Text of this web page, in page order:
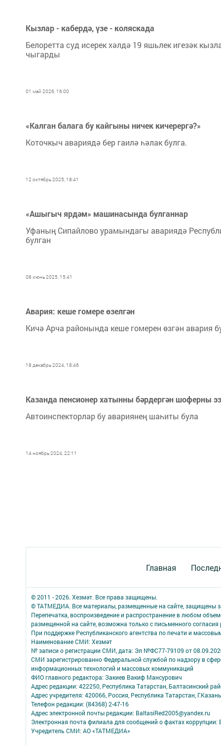
Кызлар - кабердә, үзе - коляскада
Белоретта суд исерек хәлдә 19 яшьлек игезәк
чыгарды
01 май 2026, 16:00
«Калган балага бу кайгыны ничек кичерергә?»
Коточкыч авариядә бер гаилә һәлак булга.
12 октябрь 2025, 18:41
«Ашыгыч ярдәм» машинасында булганнар
Уфаның Сипайлово урамындагы авариядә
булган
08 июнь 2025, 15:41
Авария: кеше гомере өзелгән
Кичә Арча районында кеше гомерен өзгән авария
18 декабрь 2024, 18:46
Казанда пенсионер хатынны бәрдергән шоферны
Автоинспекторлар бу авариянең шаһиты була
14 ноябрь 2024, 22:11
Главная
© 2011 - 2026. Хезмәт. Все права защищены.
© ТАТМЕДИА. Все материалы, размещенные на сайте, защищены
Перепечатка, воспроизведение и распространение в любом
размещенной на сайте, возможна только с письменного
При поддержке Республиканского агентства по печати и
Наименование СМИ: Хезмәт
№ записи о регистрации СМИ, дата: Эл №ФС77-79109 от
СМИ зарегистрированно Федеральной службой по надзору в
информационных технологий и массовых коммуникаций
ФИО главного редактора: Закиев Вакиф Мансурович
Адрес редакции: 422250, Республика Татарстан, Балтасинский
Адрес учредителя: 420066, Россия, Республика Татарстан,
Телефон редакции: (84368) 2-47-16
Адрес электронной почты редакции: BaltasiRed2005@yandex.ru
Электронная почта филиала для сообщений о фактах коррупции:
Учредитель СМИ: АО «ТАТМЕДИА»